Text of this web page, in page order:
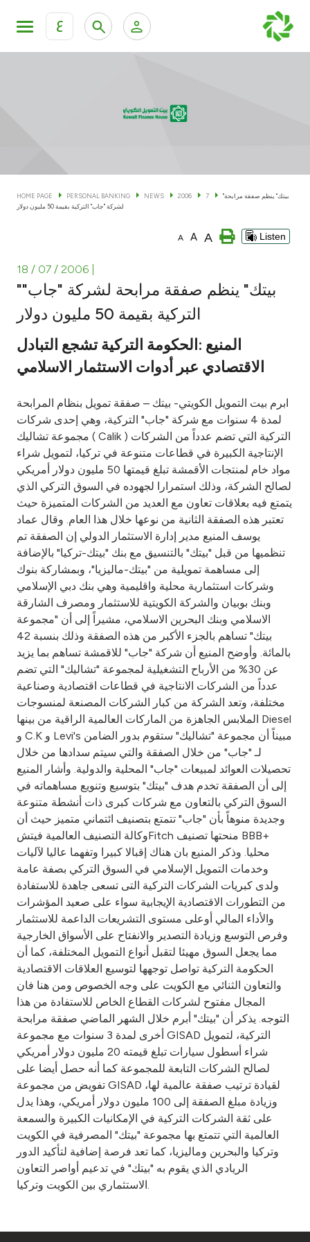
ع
KFH Online Corporate Banking Services
Cards
Banking Tiers
Investment
Tools & Services
After Sales Services
Contact us
Branch & ATM locator
Germany
Malaysia
Turkey
Egypt
UK
Kingdom of Bahrain
HOME PAGE PERSONAL BANKING NEWS 2006 7
"بيتك" ينظم صفقة مرابحة
لشركة "جاب" التركية بقيمة 50 مليون دولار
A A A Listen
18 / 07 / 2006
"بيتك" ينظم صفقة مرابحة لشركة "جاب"
التركية بقيمة 50 مليون دولار
المنيع :الحكومة التركية تشجع التبادل
الاقتصادي عبر أدوات الاستثمار الاسلامي
ابرم بيت التمويل الكويتي- بيتك – صفقة تمويل بنظام المرابحة
لمدة 4 سنوات مع شركة "جاب" التركية، وهي إحدى شركات
مجموعة تشاليك ( Calik ) التركية التي تضم عدداً من الشركات
الإنتاجية الكبيرة في قطاعات متنوعة في تركيا، لتمويل شراء
مواد خام لمنتجات الأقمشة تبلغ قيمتها 50 مليون دولار أمريكي
لصالح الشركة، وذلك استمرارا لجهوده في السوق التركي الذي
يتمتع فيه بعلاقات تعاون مع العديد من الشركات المتميزة حيث
تعتبر هذه الصفقة الثانية من نوعها خلال هذا العام. وقال عماد
يوسف المنيع مدير إدارة الاستثمار الدولي إن الصفقة تم
تنظميها من قبل "بيتك" بالتنسيق مع بنك "بيتك-تركيا" بالإضافة
إلى مساهمة تمويلية من "بيتك-ماليزيا"، وبمشاركة بنوك
وشركات استثمارية محلية واقليمية وهي بنك دبي الإسلامي
وبنك بوبيان والشركة الكويتية للاستثمار ومصرف الشارقة
الاسلامي وبنك البحرين الاسلامي، مشيراً إلى أن "مجموعة
بيتك" تساهم بالجزء الأكبر من هذه الصفقة وذلك بنسبة 42
بالمائة. وأوضح المنيع أن شركة "جاب" للاقمشة تساهم بما يزيد
عن 30% من الأرباح التشغيلية لمجموعة "تشاليك" التي تضم
عدداً من الشركات الانتاجية في قطاعات اقتصادية وصناعية
مختلفة، وتعد الشركة من كبار الشركات المصنعة لمنسوجات
الملابس الجاهزة من الماركات العالمية الراقية من بينها Diesel
و C.K و Levi's مبيناً أن مجموعة "تشاليك" ستقوم بدور الضامن
لـ "جاب" من خلال الصفقة والتي سيتم سدادها من خلال
تحصيلات العوائد لمبيعات "جاب" المحلية والدولية. وأشار المنيع
إلى أن الصفقة تخدم هدف "بيتك" بتوسيع وتنويع مساهماته في
السوق التركي بالتعاون مع شركات كبرى ذات أنشطة متنوعة
وجديدة منوهاً بأن "جاب" تتمتع بتصنيف ائتماني متميز حيث أن
وكالة التصنيف العالمية فيتشFitch منحتها تصنيف BBB+
محليا. وذكر المنيع بان هناك إقبالا كبيرا وتفهما عاليا لآليات
وخدمات التمويل الإسلامي في السوق التركي بصفة عامة
ولدى كبريات الشركات التركية التى تسعى جاهدة للاستفادة
من التطورات الاقتصادية الإيجابية سواء على صعيد المؤشرات
والأداء المالي أوعلى مستوى التشريعات الداعمة للاستثمار
وفرص التوسع وزيادة التصدير والانفتاح على الأسواق الخارجية
مما يجعل السوق مهيئا لتقبل أنواع التمويل المختلفة، كما أن
الحكومة التركية تواصل توجهها لتوسيع العلاقات الاقتصادية
والتعاون الثنائي مع الكويت على وجه الخصوص ومن هنا فان
المجال مفتوح لشركات القطاع الخاص للاستفادة من هذا
التوجه. يذكر أن "بيتك" أبرم خلال الشهر الماضي صفقة مرابحة
أخرى لمدة 3 سنوات مع مجموعة GISAD التركية، لتمويل
شراء أسطول سيارات تبلغ قيمته 20 مليون دولار أمريكي
لصالح الشركات التابعة للمجموعة كما أنه حصل أيضا على
تفويض من مجموعة GISAD لقيادة ترتيب صفقة عالمية لها،
وزيادة مبلغ الصفقة إلى 100 مليون دولار أمريكي، وهذا يدل
على ثقة الشركات التركية في الإمكانيات الكبيرة والسمعة
العالمية التي تتمتع بها مجموعة "بيتك" المصرفية في الكويت
وتركيا والبحرين وماليزيا، كما تعد فرصة إضافية لتأكيد الدور
الريادي الذي يقوم به "بيتك" في تدعيم أواصر التعاون
الاستثماري بين الكويت وتركيا.